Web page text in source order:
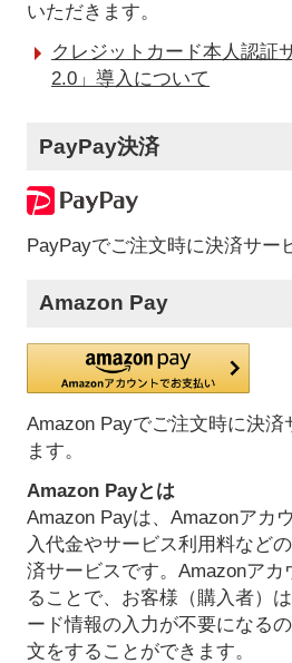
いただきます。
クレジットカード本人認証
2.0」導入について
PayPay決済
PayPayでご注文時に決済サー
Amazon Pay
Amazon Payでご注文時に決済
ます。
Amazon Payとは
Amazon Payは、Amazonアカ
入代金やサービス利用料など
済サービスです。Amazonアカ
ることで、お客様（購入者）
ード情報の入力が不要になる
文をすることができます。